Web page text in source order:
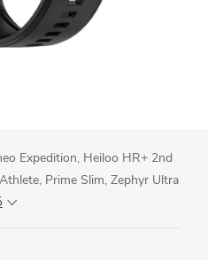
Expedition, Heiloo HR+ 2nd
Prime Slim, Zephyr Ultra